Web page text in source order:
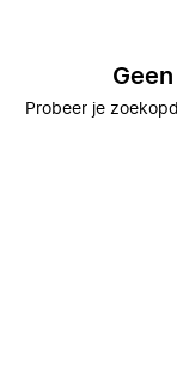
Probeer je